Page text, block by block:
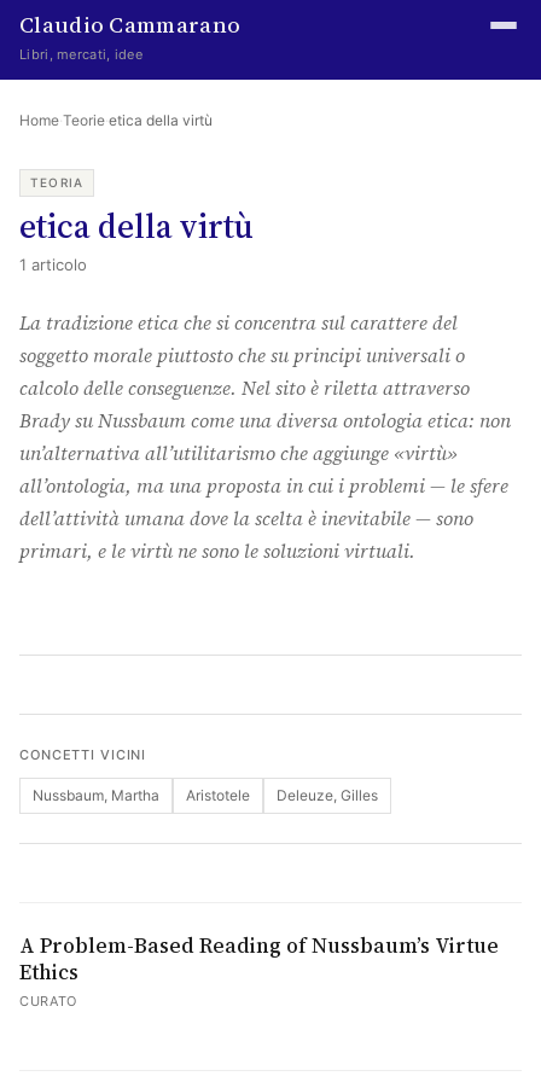
Claudio Cammarano
Libri, mercati, idee
Home
Writings
Curated
Learning log
Irene Media
Indice
About
The Abstract
Home·Teorie·etica della virtù
TEORIA
etica della virtù
1 articolo
La tradizione etica che si concentra sul carattere del
soggetto morale piuttosto che su principi universali o
calcolo delle conseguenze. Nel sito è riletta attraverso
Brady su Nussbaum come una diversa ontologia etica: non
un’alternativa all’utilitarismo che aggiunge «virtù»
all’ontologia, ma una proposta in cui i problemi — le sfere
dell’attività umana dove la scelta è inevitabile — sono
primari, e le virtù ne sono le soluzioni virtuali.
CONCETTI VICINI
Nussbaum, Martha Aristotele Deleuze, Gilles
A Problem-Based Reading of Nussbaum’s Virtue
Ethics
CURATO